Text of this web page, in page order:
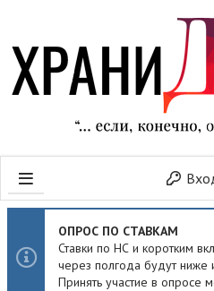
ОПРОС ПО СТАВКАМ
Ставки по НС и коротким
через полгода будут
Принять участие в опросе